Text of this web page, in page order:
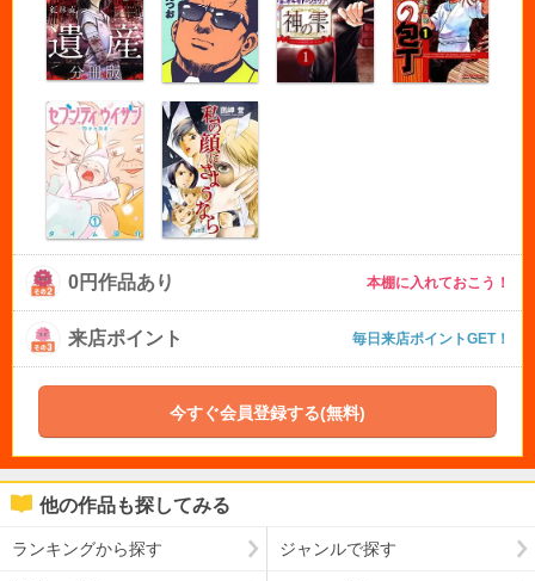
0円作品あり 本棚に入れておこう！
来店ポイント 毎日来店ポイントGET！
今すぐ会員登録する(無料)
他の作品も探してみる
ランキングから探す ジャンルで探す